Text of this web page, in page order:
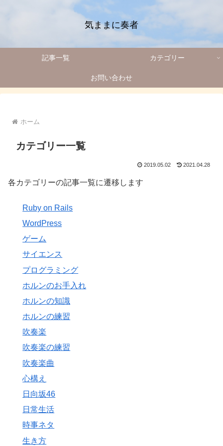
気ままに奏者
記事一覧 カテゴリー
お問い合わせ
ホーム
カテゴリー一覧
2019.05.02 2021.04.28
各カテゴリーの記事一覧に遷移します
Ruby on Rails
WordPress
ゲーム
サイエンス
プログラミング
ホルンのお手入れ
ホルンの知識
ホルンの練習
吹奏楽
吹奏楽の練習
吹奏楽曲
心構え
日向坂46
日常生活
時事ネタ
生き方